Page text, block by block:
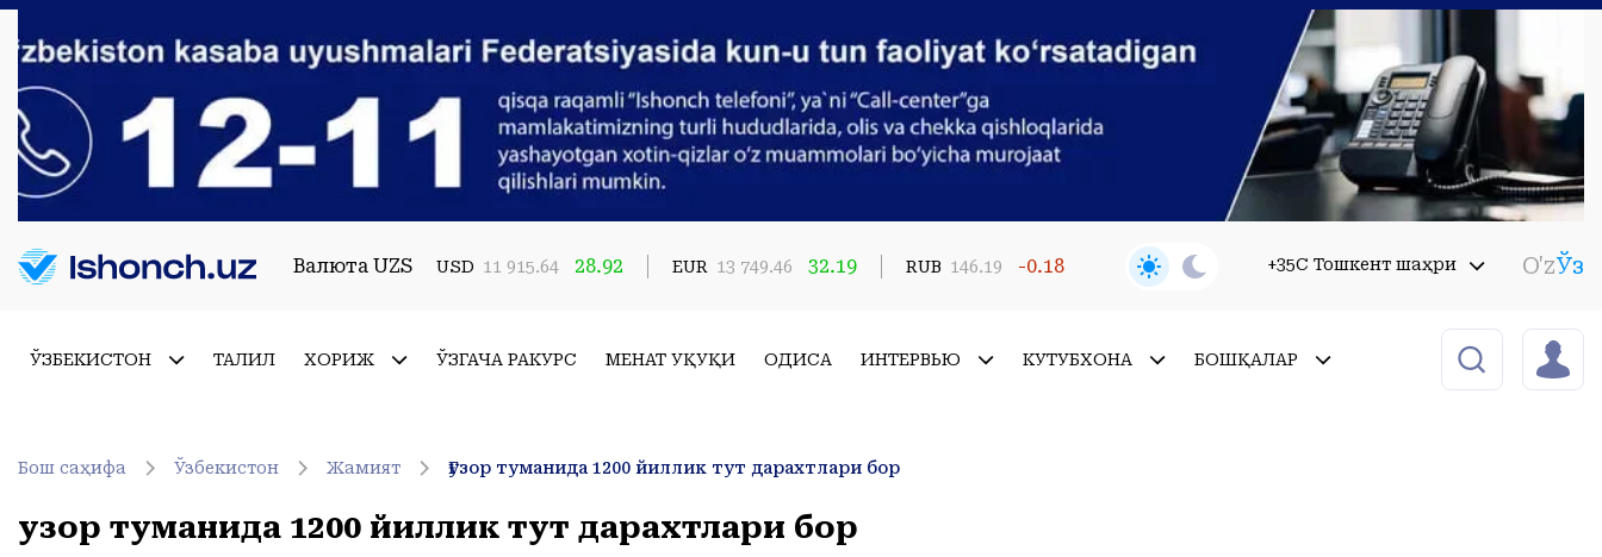
Валюта UZS USD 11 915.64 28.92 EUR 13 749.46 32.19 RUB 146.19 -0.18 +35C Тошкент шаҳри O'zЎз
ЎЗБЕКИСТОН ТАҲЛИЛ ХОРИЖ ЎЗГАЧА РАКУРС МЕҲНАТ ҲУҚУҚИ ҲОДИСА ИНТЕРВЬЮ КУТУБХОНА БОШҚАЛАР
Бош саҳифа Ўзбекистон Жамият Ғузор туманида 1200 йиллик тут дарахтлари бор
Ғузор туманида 1200 йиллик тут дарахтлари бор